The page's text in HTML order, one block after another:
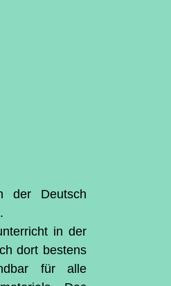
der Deutsch
in der
dort bestens
für alle